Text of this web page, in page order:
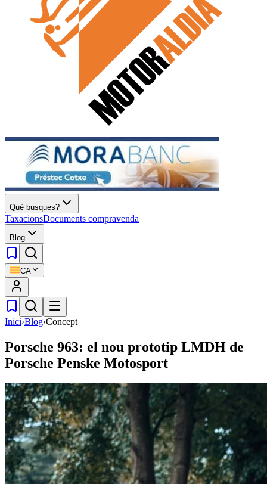
Què busques?
TaxacionsDocuments compravenda
Blog
CA
Inici›Blog›Concept
Porsche 963: el nou prototip LMDH de
Porsche Penske Motosport